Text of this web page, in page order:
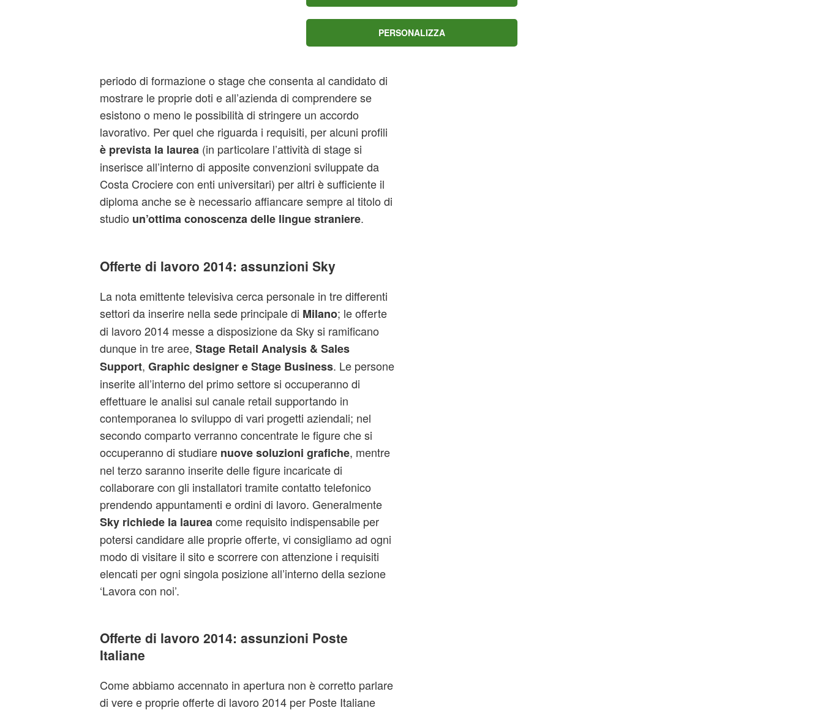
; il totale di figure ricercate da Costa Crociere
, con i profili richiesti a spaziare dalla
ricerca di personale di bordo al reclutamento di soggetti
periodo di formazione o stage che consenta al candidato di
mostrare le proprie doti e all’azienda di comprendere se
esistono o meno le possibilità di stringere un accordo
lavorativo. Per quel che riguarda i requisiti, per alcuni profili
è prevista la laurea (in particolare l’attività di stage si
inserisce all’interno di apposite convenzioni sviluppate da
Costa Crociere con enti universitari) per altri è sufficiente il
diploma anche se è necessario affiancare sempre al titolo di
studio un’ottima conoscenza delle lingue straniere.
Offerte di lavoro 2014: assunzioni Sky
La nota emittente televisiva cerca personale in tre differenti
settori da inserire nella sede principale di Milano; le offerte
di lavoro 2014 messe a disposizione da Sky si ramificano
dunque in tre aree, Stage Retail Analysis & Sales
Support, Graphic designer e Stage Business. Le persone
inserite all’interno del primo settore si occuperanno di
effettuare le analisi sul canale retail supportando in
contemporanea lo sviluppo di vari progetti aziendali; nel
secondo comparto verranno concentrate le figure che si
occuperanno di studiare nuove soluzioni grafiche, mentre
nel terzo saranno inserite delle figure incaricate di
collaborare con gli installatori tramite contatto telefonico
prendendo appuntamenti e ordini di lavoro. Generalmente
Sky richiede la laurea come requisito indispensabile per
potersi candidare alle proprie offerte, vi consigliamo ad ogni
modo di visitare il sito e scorrere con attenzione i requisiti
elencati per ogni singola posizione all’interno della sezione
‘Lavora con noi’.
Offerte di lavoro 2014: assunzioni Poste
Italiane
Come abbiamo accennato in apertura non è corretto parlare
di vere e proprie offerte di lavoro 2014 per Poste Italiane
PERSONALIZZA